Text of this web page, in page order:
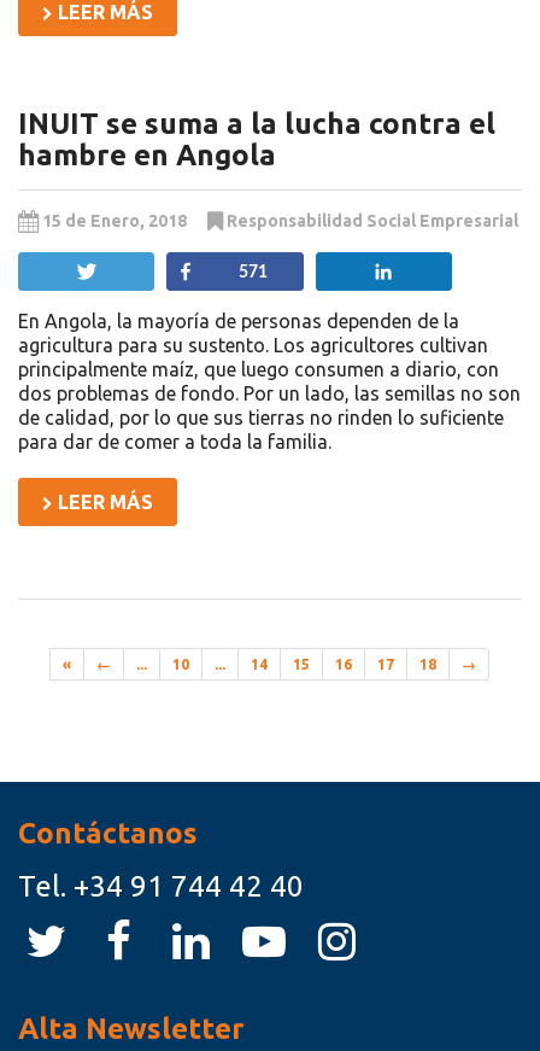
LEER MÁS
INUIT se suma a la lucha contra el
hambre en Angola
15 de Enero, 2018 Responsabilidad Social Empresarial
Compartir
571
En Angola, la mayoría de personas dependen de la
agricultura para su sustento. Los agricultores cultivan
principalmente maíz, que luego consumen a diario, con
dos problemas de fondo. Por un lado, las semillas no son
de calidad, por lo que sus tierras no rinden lo suficiente
para dar de comer a toda la familia.
LEER MÁS
« ← ... 10 ... 14 15 16 17 18 →
Contáctanos
Tel. +34 91 744 42 40
Alta Newsletter